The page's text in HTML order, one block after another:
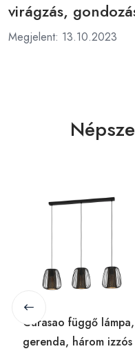
virágzás,
Megjelent: 13.10.2023
Curasao függő lámpa,
gerenda, három izzós